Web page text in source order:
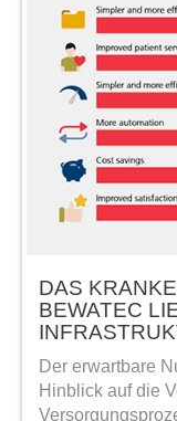
DAS
BEWATEC
Der erwartbare
Hinblick auf die